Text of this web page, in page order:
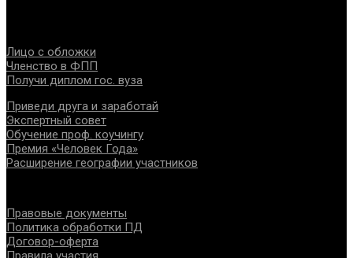
Лицо с обложки
Членство в ФПП
Получи диплом гос. вуза
Приведи друга и заработай
Экспертный совет
Обучение проф. коучингу
Премия «Человек Года»
Расширение географии участников
Правовые документы
Политика обработки ПД
Договор-оферта